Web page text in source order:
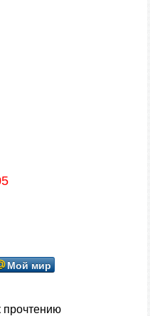
Мой мир
прочтению